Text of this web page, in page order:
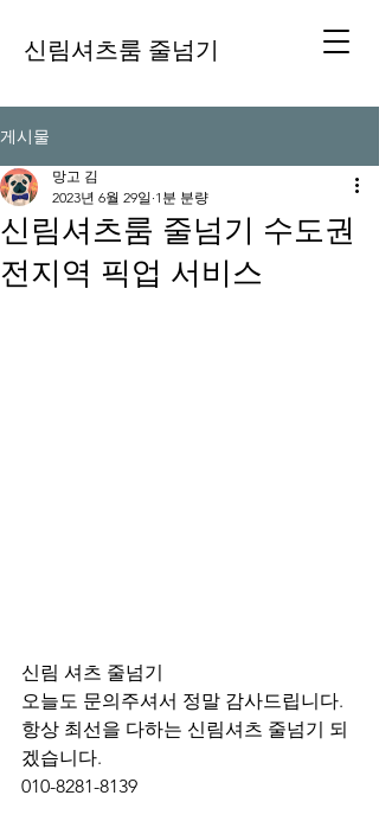
신림셔츠룸 줄넘기
게시물
신림셔츠룸 줄넘기 수도권
전지역 픽업 서비스
망고 김
2023년 6월 29일 1분 분량
신림 셔츠 줄넘기
오늘도 문의주셔서 정말 감사드립니다.
항상 최선을 다하는 신림셔츠 줄넘기 되
겠습니다.
010-8281-8139